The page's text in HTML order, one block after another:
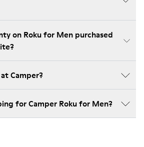
on Roku for Men purchased
Camper?
for Camper Roku for Men?